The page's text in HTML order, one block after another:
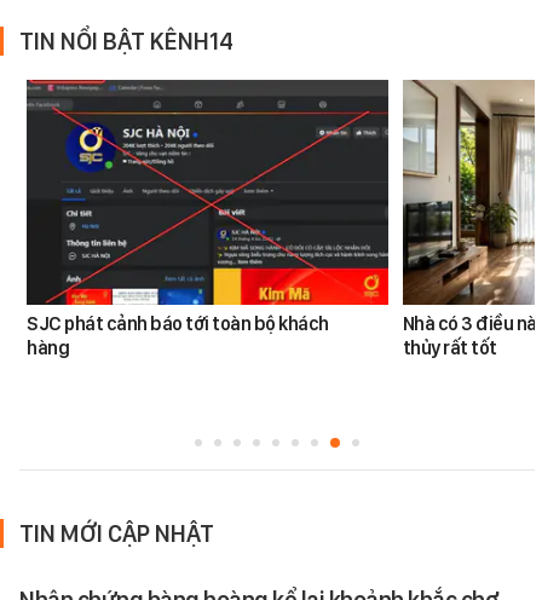
TIN NỔI BẬT KÊNH14
SJC phát cảnh báo tới toàn bộ khách
hàng
Nhà có 3 điều
thủy rất tốt
TIN MỚI CẬP NHẬT